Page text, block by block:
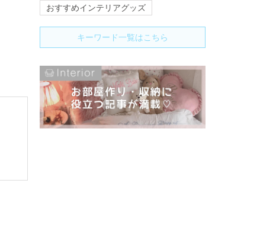
おすすめインテリアグッズ
キーワード一覧はこちら